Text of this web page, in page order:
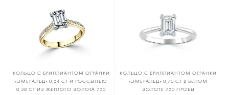
КОЛЬЦО С БРИЛЛИАНТОМ ОГРАНКИ
«ЭМЕРАЛЬД» 0,54 CT И РОССЫПЬЮ
0,38 CT ИЗ ЖЕЛТОГО ЗОЛОТА 750
КОЛЬЦО С БРИЛЛИАНТОМ ОГРАНКИ
«ЭМЕРАЛЬД» 0,70 CT В БЕЛОМ
ЗОЛОТЕ 750 ПРОБЫ